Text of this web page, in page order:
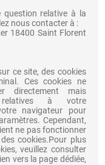
relative à la
nous contacter à :
18400 Saint Florent
ce site, des cookies
Ces cookies ne
directement mais
relatives à votre
navigateur pour
Cependant,
ne pas fonctionner
cookies.Pour plus
veuillez consulter
vers la page dédiée,